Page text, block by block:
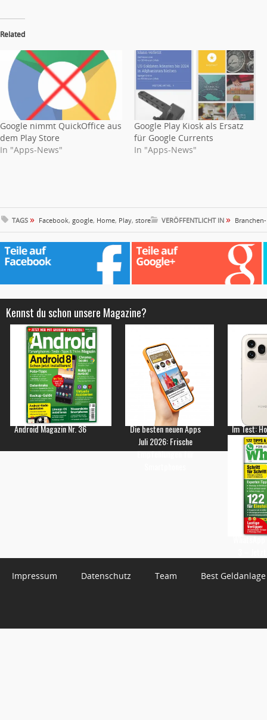
Related
Google nimmt QuickOffice aus
dem Play Store
In "Apps-News"
Google Play Kiosk als Ersatz
für Google Currents
In "Apps-News"
TAGS » Facebook, google, Home, Play, store VERÖFFENTLICHT IN »
Kennst du schon unsere Magazine?
Android Magazin Nr. 36
Die besten neuen Apps
Juli 2026: Frische
Empfehlungen für
Im Test:
Impressum Datenschutz Team Best Geldanlage